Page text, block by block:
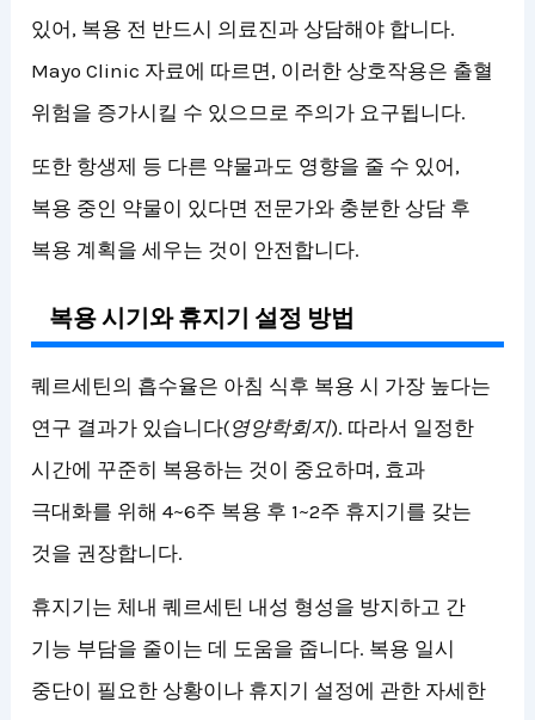
있어, 복용 전 반드시 의료진과 상담해야 합니다.
Mayo Clinic 자료에 따르면, 이러한 상호작용은 출혈
위험을 증가시킬 수 있으므로 주의가 요구됩니다.
또한 항생제 등 다른 약물과도 영향을 줄 수 있어,
복용 중인 약물이 있다면 전문가와 충분한 상담 후
복용 계획을 세우는 것이 안전합니다.
복용 시기와 휴지기 설정 방법
퀘르세틴의 흡수율은 아침 식후 복용 시 가장 높다는
연구 결과가 있습니다(영양학회지). 따라서 일정한
시간에 꾸준히 복용하는 것이 중요하며, 효과
극대화를 위해 4~6주 복용 후 1~2주 휴지기를 갖는
것을 권장합니다.
휴지기는 체내 퀘르세틴 내성 형성을 방지하고 간
기능 부담을 줄이는 데 도움을 줍니다. 복용 일시
중단이 필요한 상황이나 휴지기 설정에 관한 자세한